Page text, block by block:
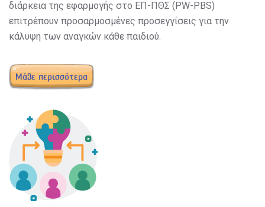
διάρκεια της εφαρμογής στο ΕΠ-ΠΘΣ (PW-PBS)
επιτρέπουν προσαρμοσμένες προσεγγίσεις για την
κάλυψη των αναγκών κάθε παιδιού.
Μάθε περισσότερα